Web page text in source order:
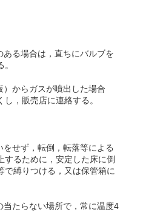
る場合は，直ちにバルブを
からガスが噴出した場合
，販売店に連絡する。
せず，転倒，転落等による
るために，安定した床に倒
で縛りつける，又は保管箱に
たらない場所で，常に温度4